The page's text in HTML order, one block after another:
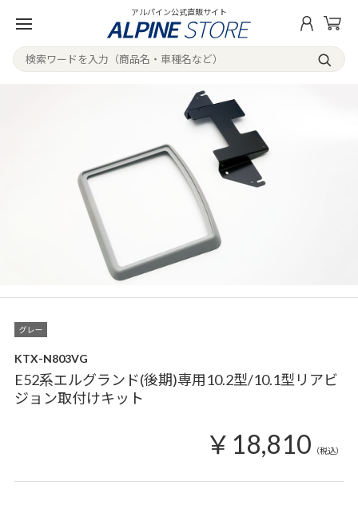
アルパイン公式直販サイト
KTX-N803VG
E52系エルグランド(後期)専用10.2型/10.1型リアビ
ジョン取付けキット
￥18,810 （税込）